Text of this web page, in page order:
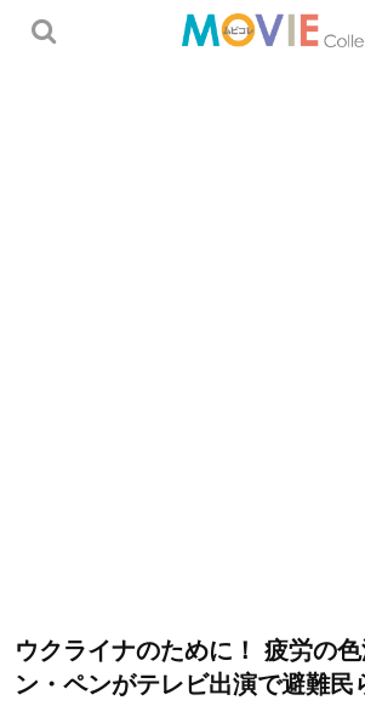
ウクライナのために！ 疲労の
ン・ペンがテレビ出演で避難民